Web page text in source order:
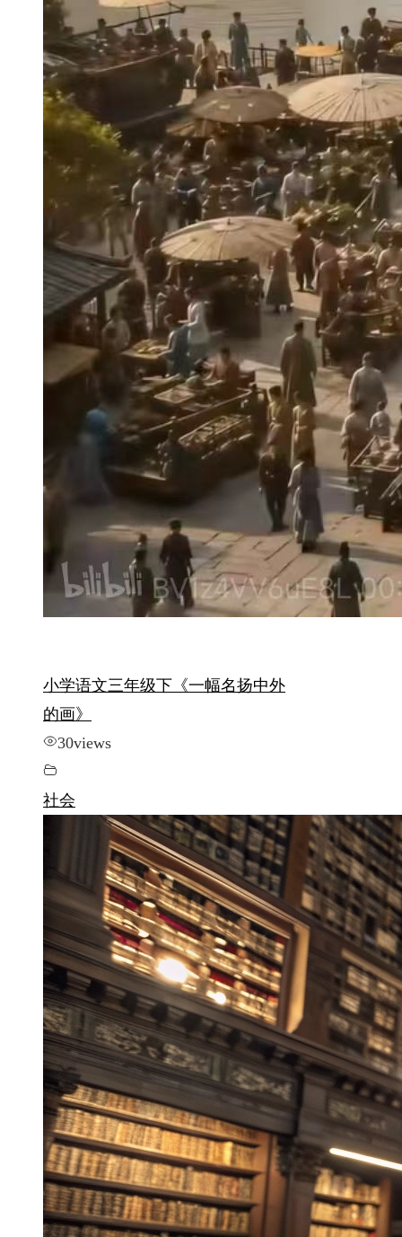
小学语文三年级下《一幅名扬中外
的画》
30views
社会